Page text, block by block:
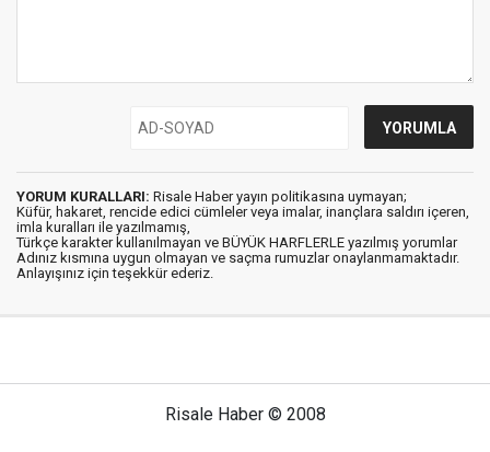
YORUM KURALLARI: Risale Haber yayın politikasına uymayan;
Küfür, hakaret, rencide edici cümleler veya imalar, inançlara saldırı içeren,
imla kuralları ile yazılmamış,
Türkçe karakter kullanılmayan ve BÜYÜK HARFLERLE yazılmış yorumlar
Adınız kısmına uygun olmayan ve saçma rumuzlar onaylanmamaktadır.
Anlayışınız için teşekkür ederiz.
Risale Haber © 2008